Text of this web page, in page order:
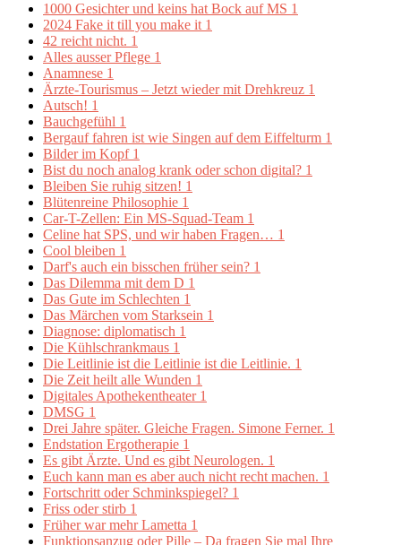
1000 Gesichter und keins hat Bock auf MS 1
2024 Fake it till you make it 1
42 reicht nicht. 1
Alles ausser Pflege 1
Anamnese 1
Ärzte-Tourismus – Jetzt wieder mit Drehkreuz 1
Autsch! 1
Bauchgefühl 1
Bergauf fahren ist wie Singen auf dem Eiffelturm 1
Bilder im Kopf 1
Bist du noch analog krank oder schon digital? 1
Bleiben Sie ruhig sitzen! 1
Blütenreine Philosophie 1
Car-T-Zellen: Ein MS-Squad-Team 1
Celine hat SPS, und wir haben Fragen… 1
Cool bleiben 1
Darf's auch ein bisschen früher sein? 1
Das Dilemma mit dem D 1
Das Gute im Schlechten 1
Das Märchen vom Starksein 1
Diagnose: diplomatisch 1
Die Kühlschrankmaus 1
Die Leitlinie ist die Leitlinie ist die Leitlinie. 1
Die Zeit heilt alle Wunden 1
Digitales Apothekentheater 1
DMSG 1
Drei Jahre später. Gleiche Fragen. Simone Ferner. 1
Endstation Ergotherapie 1
Es gibt Ärzte. Und es gibt Neurologen. 1
Euch kann man es aber auch nicht recht machen. 1
Fortschritt oder Schminkspiegel? 1
Friss oder stirb 1
Früher war mehr Lametta 1
Funktionsanzug oder Pille – Da fragen Sie mal Ihre